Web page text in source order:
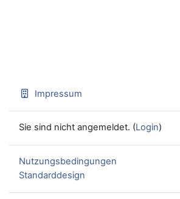
Impressum
Sie sind nicht angemeldet. (Login)
Nutzungsbedingungen
Standarddesign